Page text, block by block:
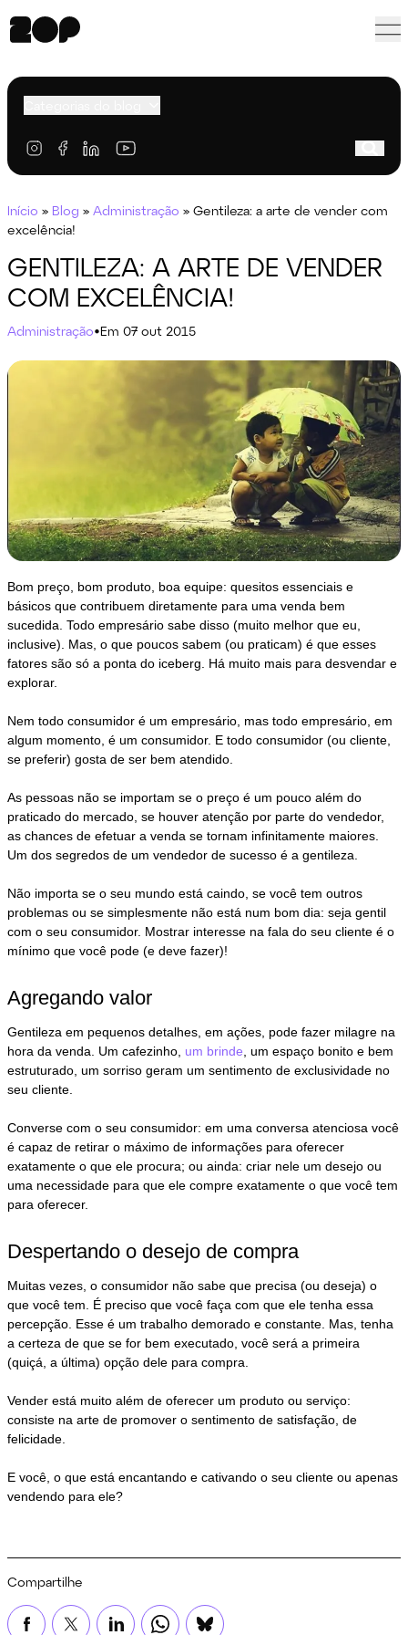
Início » Blog »Administração »Gentileza: a arte de vender com
excelência!
GENTILEZA: A ARTE DE VENDER
COM EXCELÊNCIA!
Administração•Em 07 out 2015
Bom preço, bom produto, boa equipe: quesitos essenciais e
básicos que contribuem diretamente para uma venda bem
sucedida. Todo empresário sabe disso (muito melhor que eu,
inclusive). Mas, o que poucos sabem (ou praticam) é que esses
fatores são só a ponta do iceberg. Há muito mais para desvendar e
explorar.
Nem todo consumidor é um empresário, mas todo empresário, em
algum momento, é um consumidor. E todo consumidor (ou cliente,
se preferir) gosta de ser bem atendido.
As pessoas não se importam se o preço é um pouco além do
praticado do mercado, se houver atenção por parte do vendedor,
as chances de efetuar a venda se tornam infinitamente maiores.
Um dos segredos de um vendedor de sucesso é a gentileza.
Não importa se o seu mundo está caindo, se você tem outros
problemas ou se simplesmente não está num bom dia: seja gentil
com o seu consumidor. Mostrar interesse na fala do seu cliente é o
mínimo que você pode (e deve fazer)!
Agregando valor
Gentileza em pequenos detalhes, em ações, pode fazer milagre na
hora da venda. Um cafezinho, um brinde , um espaço bonito e bem
estruturado, um sorriso geram um sentimento de exclusividade no
seu cliente.
Converse com o seu consumidor: em uma conversa atenciosa você
é capaz de retirar o máximo de informações para oferecer
exatamente o que ele procura; ou ainda: criar nele um desejo ou
uma necessidade para que ele compre exatamente o que você tem
para oferecer.
Despertando o desejo de compra
Muitas vezes, o consumidor não sabe que precisa (ou deseja) o
que você tem. É preciso que você faça com que ele tenha essa
percepção. Esse é um trabalho demorado e constante. Mas, tenha
a certeza de que se for bem executado, você será a primeira
(quiçá, a última) opção dele para compra.
Vender está muito além de oferecer um produto ou serviço:
consiste na arte de promover o sentimento de satisfação, de
felicidade.
E você, o que está encantando e cativando o seu cliente ou apenas
vendendo para ele?
Compartilhe